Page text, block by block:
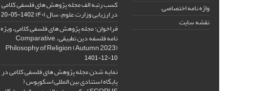
واژه نامه اختصاصی
نقشه سایت
کسب رتبه الف مجله پژوهش های فلسفی کلامی
در ارزیابی وزارت علوم، سال ۱۴۰۱ 1402-05-20
فراخوان: مجله پژوهش های فلسفی کلامی، ویژه
نامه فلسفه دین تطبیقی، ,Comparative
Philosophy of Religion (Autumn 2023)
1401-12-10
نمایه شدن مجله پژوهش های فلسفی کلامی در
پایگاه استنادی بین المللی اسکوپوس (